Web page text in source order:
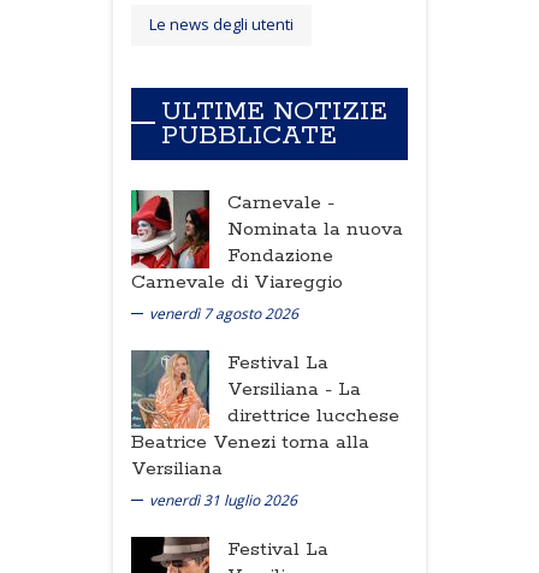
Le news degli utenti
ULTIME NOTIZIE
PUBBLICATE
Carnevale -
Nominata la nuova
Fondazione
Carnevale di Viareggio
venerdì 7 agosto 2026
Festival La
Versiliana - La
direttrice lucchese
Beatrice Venezi torna alla
Versiliana
venerdì 31 luglio 2026
Festival La